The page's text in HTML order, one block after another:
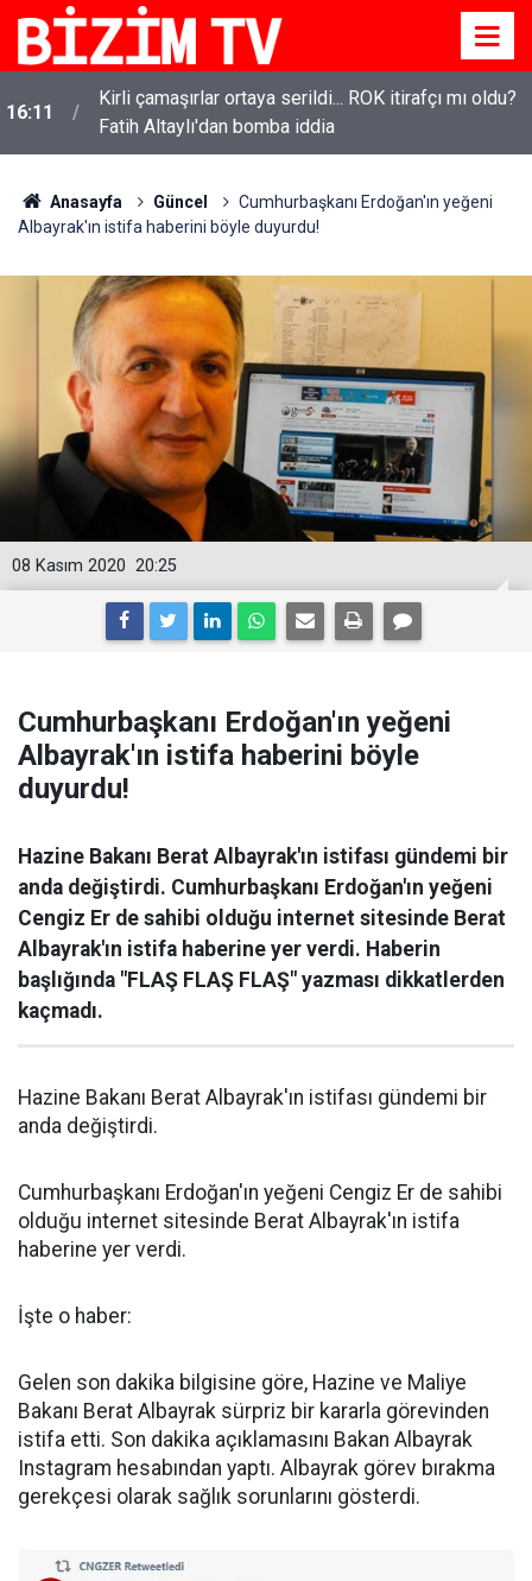
16:11
Kirli çamaşırlar ortaya serildi... ROK itirafçı mı oldu?
Fatih Altaylı'dan bomba iddia
Anasayfa Güncel
Cumhurbaşkanı Erdoğan'ın yeğeni
Albayrak'ın istifa haberini böyle duyurdu!
20:25
08 Kasım 2020
Cumhurbaşkanı Erdoğan'ın yeğeni
Albayrak'ın istifa haberini böyle
duyurdu!
Hazine Bakanı Berat Albayrak'ın istifası gündemi bir
anda değiştirdi. Cumhurbaşkanı Erdoğan'ın yeğeni
Cengiz Er de sahibi olduğu internet sitesinde Berat
Albayrak'ın istifa haberine yer verdi. Haberin
başlığında "FLAŞ FLAŞ FLAŞ" yazması dikkatlerden
kaçmadı.
Hazine Bakanı Berat Albayrak'ın istifası gündemi bir
anda değiştirdi.
Cumhurbaşkanı Erdoğan'ın yeğeni Cengiz Er de sahibi
olduğu internet sitesinde Berat Albayrak'ın istifa
haberine yer verdi.
İşte o haber:
Gelen son dakika bilgisine göre, Hazine ve Maliye
Bakanı Berat Albayrak sürpriz bir kararla görevinden
istifa etti. Son dakika açıklamasını Bakan Albayrak
Instagram hesabından yaptı. Albayrak görev bırakma
gerekçesi olarak sağlık sorunlarını gösterdi.